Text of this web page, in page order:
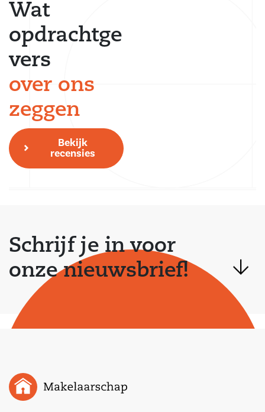
Schrijf je in voor
onze nieuwsbrief!
Wat
opdrachtge
vers
over ons
zeggen
Bekijk
recensies